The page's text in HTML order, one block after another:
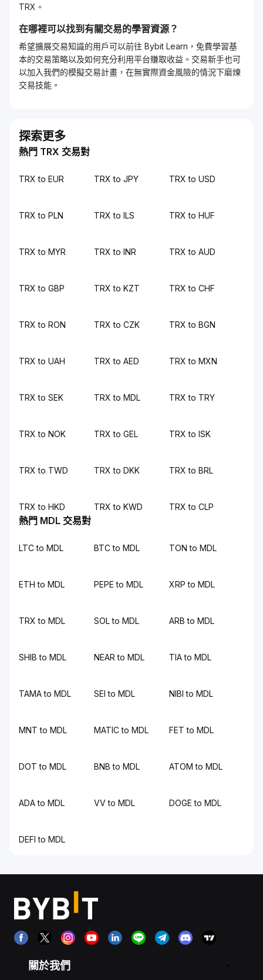
TRX。
在哪裡可以找到有關交易的學習資源？
希望擴展交易知識的用戶可以前往 Bybit Learn，免費學習基
本的交易策略以及如何充分利用平台賺取收益。交易新手也可
以加入我們的模擬交易計畫，在無實際資金風險的情況下磨煉
交易技能。
探索更多
熱門 TRX 交易對
TRX to EUR TRX to JPY TRX to USD
TRX to PLN TRX to ILS TRX to HUF
TRX to MYR TRX to INR TRX to AUD
TRX to GBP TRX to KZT TRX to CHF
TRX to RON TRX to CZK TRX to BGN
TRX to UAH TRX to AED TRX to MXN
TRX to SEK TRX to MDL TRX to TRY
TRX to NOK TRX to GEL TRX to ISK
TRX to TWD TRX to DKK TRX to BRL
TRX to HKD TRX to KWD TRX to CLP
熱門 MDL 交易對
LTC to MDL BTC to MDL TON to MDL
ETH to MDL PEPE to MDL XRP to MDL
TRX to MDL SOL to MDL ARB to MDL
SHIB to MDL NEAR to MDL TIA to MDL
TAMA to MDL SEI to MDL NIBI to MDL
MNT to MDL MATIC to MDL FET to MDL
DOT to MDL BNB to MDL ATOM to MDL
ADA to MDL VV to MDL DOGE to MDL
DEFI to MDL
關於我們